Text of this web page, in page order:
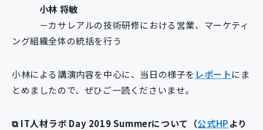
小林 将敏
－カサレアルの技術研修における営業、マーケティ
ング組織全体の統括を行う
小林による講演内容を中心に、当日の様子を レポートにま
とめましたので、ぜひご一読くださいませ。
⧉ IT人材ラボ Day 2019 Summerについて（公式HPより